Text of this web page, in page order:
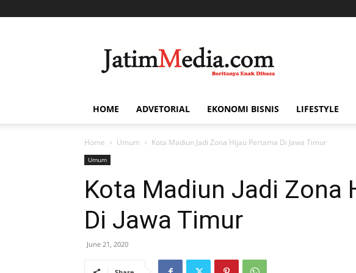
Media
HOME ADVETORIAL EKONOMI BISNIS LIFESTYLE
Home Umum Kota Madiun Jadi Zona Hijau Pertama Di Jawa Timur
Umum
Kota Madiun Jadi Zona
Di Jawa Timur
June 21, 2020